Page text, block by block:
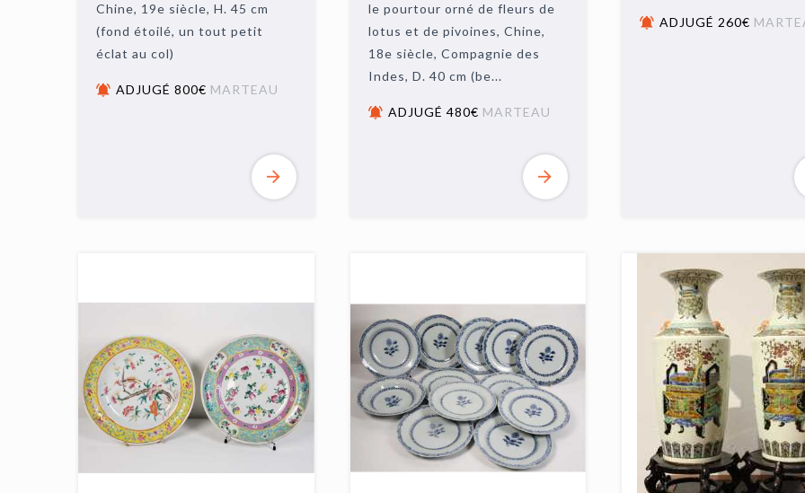
Chine, 19e siècle, H. 45 cm
(fond étoilé, un tout petit
éclat au col)
ADJUGÉ 800€ MARTEAU
le pourtour orné de fleurs de
lotus et de pivoines, Chine,
18e siècle, Compagnie des
Indes, D. 40 cm (be...
ADJUGÉ 480€ MARTEAU
ADJUGÉ 260€